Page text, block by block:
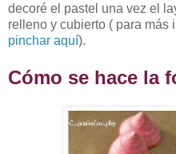
decoré el pastel una vez el
relleno y cubierto ( para más
pinchar aquí).
Cómo se hace la